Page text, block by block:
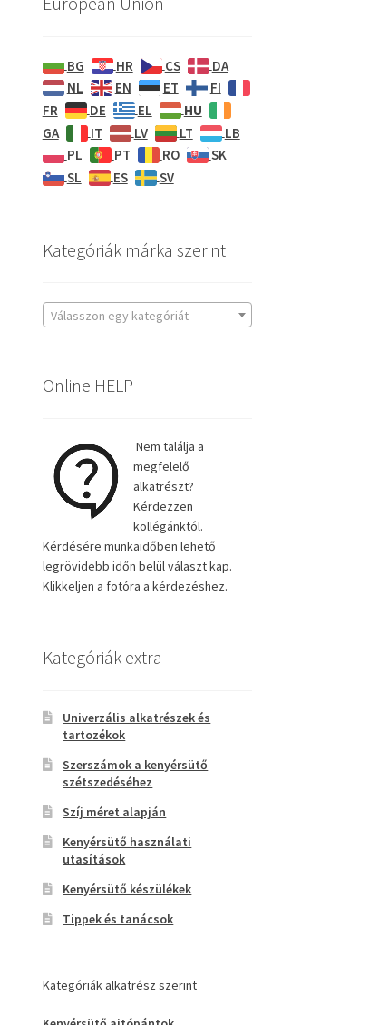
BG HR CS
DA
NL
EN ET
FI
FR
DE EL
HU
GA
IT LV LT
LB
PL
PT RO
SK
SL
ES SV
Kategóriák márka szerint
Válasszon egy kategóriát
Online HELP
Nem találja a
megfelelő
alkatrészt?
Kérdezzen
kollégánktól.
Kérdésére munkaidőben lehető
legrövidebb időn belül választ kap.
Klikkeljen a fotóra a kérdezéshez.
Kategóriák extra
Univerzális alkatrészek és
tartozékok
Szerszámok a kenyérsütő
szétszedéséhez
Szíj méret alapján
Kenyérsütő használati
utasítások
Kenyérsütő készülékek
Tippek és tanácsok
Kategóriák alkatrész szerint